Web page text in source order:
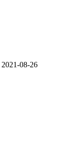
2021-08-26